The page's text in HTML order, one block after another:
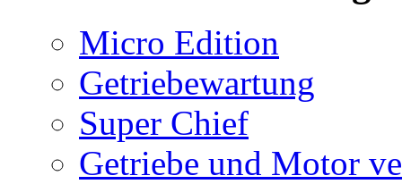
Micro Edition
Getriebewartung
Super Chief
Getriebe und Motor